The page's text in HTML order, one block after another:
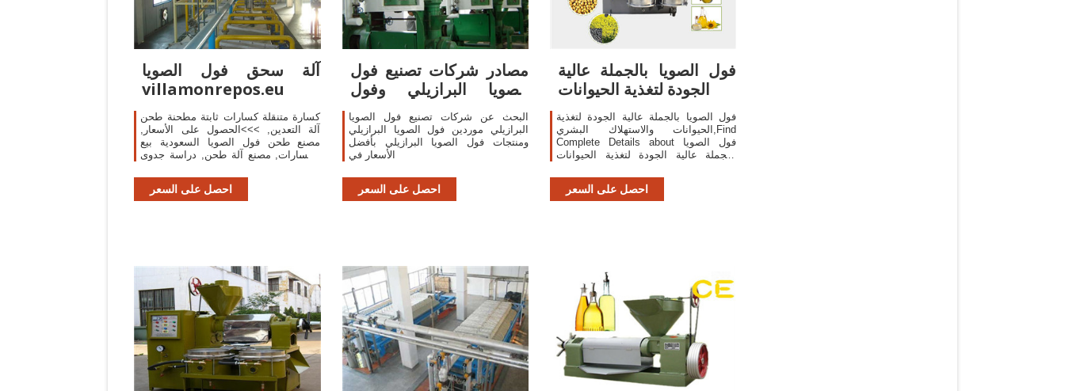
آلة سحق فول الصويا
villamonrepos.eu
كسارة متنقلة كسارات ثابتة مطحنة طحن
آلة التعدين, >>>الحصول على الأسعار,
مصنع طحن فول الصويا السعودية بيع
الكسارات, مصنع آلة طحن, دراسة جدوى
الصويا .
احصل على السعر
مصادر شركات تصنيع فول
الصويا البرازيلي وفول
الصويا
البحث عن شركات تصنيع فول الصويا
البرازيلي موردين فول الصويا البرازيلي
ومنتجات فول الصويا البرازيلي بأفضل
الأسعار في
احصل على السعر
فول الصويا بالجملة عالية
الجودة لتغذية الحيوانات
فول الصويا بالجملة عالية الجودة لتغذية
الحيوانات والاستهلاك البشري,Find
Complete Details about فول الصويا
بالجملة عالية الجودة لتغذية الحيوانات
وجبة فول الصويا للبيع ، سعر زيت فول
صويا مكرر
احصل على السعر